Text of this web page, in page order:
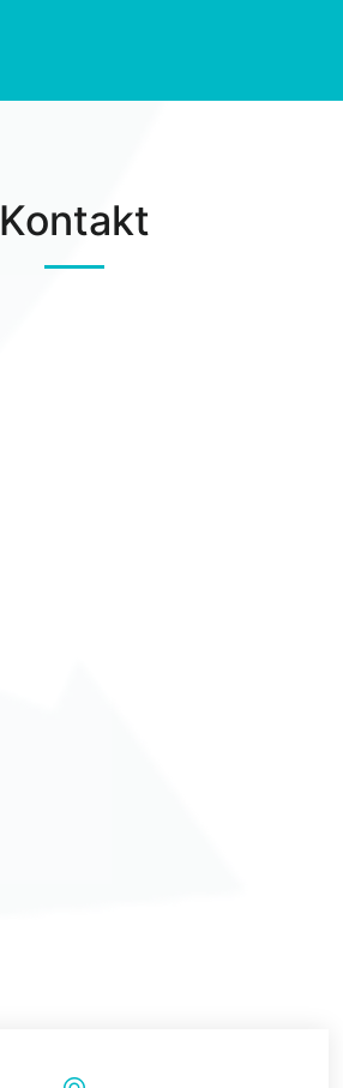
Kontakt